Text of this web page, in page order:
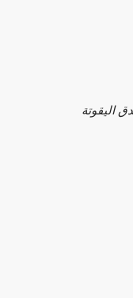
اليقوتة